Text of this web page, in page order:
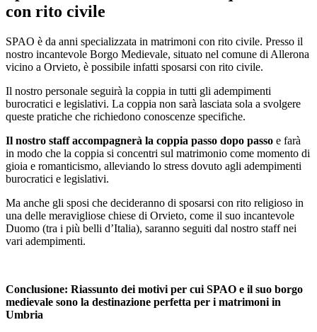
con rito civile
SPAO è da anni specializzata in matrimoni con rito civile. Presso il
nostro incantevole Borgo Medievale, situato nel comune di Allerona
vicino a Orvieto, è possibile infatti sposarsi con rito civile.
Il nostro personale seguirà la coppia in tutti gli adempimenti
burocratici e legislativi. La coppia non sarà lasciata sola a svolgere
queste pratiche che richiedono conoscenze specifiche.
Il nostro staff accompagnerà la coppia passo dopo passo e farà
in modo che la coppia si concentri sul matrimonio come momento di
gioia e romanticismo, alleviando lo stress dovuto agli adempimenti
burocratici e legislativi.
Ma anche gli sposi che decideranno di sposarsi con rito religioso in
una delle meravigliose chiese di Orvieto, come il suo incantevole
Duomo (tra i più belli d’Italia), saranno seguiti dal nostro staff nei
vari adempimenti.
Conclusione: Riassunto dei motivi per cui SPAO e il suo borgo
medievale sono la destinazione perfetta per i matrimoni in
Umbria